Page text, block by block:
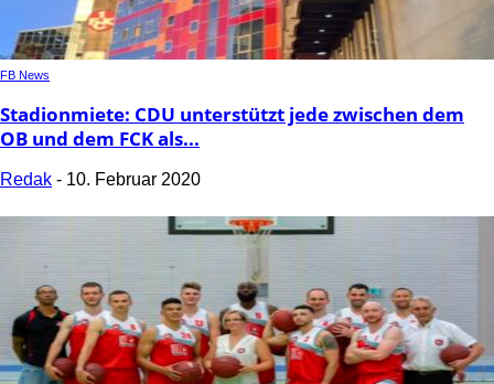
FB News
Stadionmiete: CDU unterstützt jede zwischen dem
OB und dem FCK als...
Redak - 10. Februar 2020